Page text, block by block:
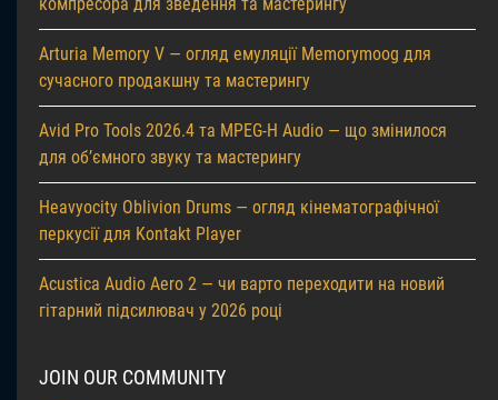
Arturia Memory V — огляд емуляції Memorymoog для
сучасного продакшну та мастерингу
Avid Pro Tools 2026.4 та MPEG-H Audio — що змінилося
для об’ємного звуку та мастерингу
Heavyocity Oblivion Drums — огляд кінематографічної
перкусії для Kontakt Player
Acustica Audio Aero 2 — чи варто переходити на новий
гітарний підсилювач у 2026 році
JOIN OUR COMMUNITY